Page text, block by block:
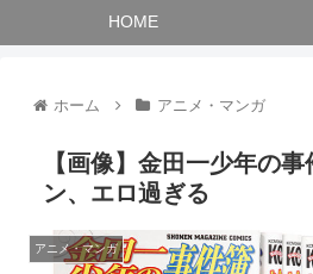
HOME
ホーム アニメ・マンガ
【画像】金田一少年の
ン、エロ過ぎる
アニメ・マンガ